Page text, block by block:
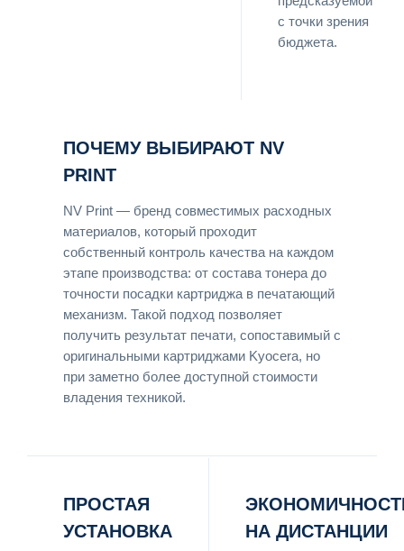
с точки зрения
бюджета.
ПОЧЕМУ ВЫБИРАЮТ NV
PRINT
NV Print — бренд совместимых расходных
материалов, который проходит
собственный контроль качества на каждом
этапе производства: от состава тонера до
точности посадки картриджа в печатающий
механизм. Такой подход позволяет
получить результат печати, сопоставимый с
оригинальными картриджами Kyocera, но
при заметно более доступной стоимости
владения техникой.
ПРОСТАЯ
УСТАНОВКА
НА ДИСТАНЦИИ